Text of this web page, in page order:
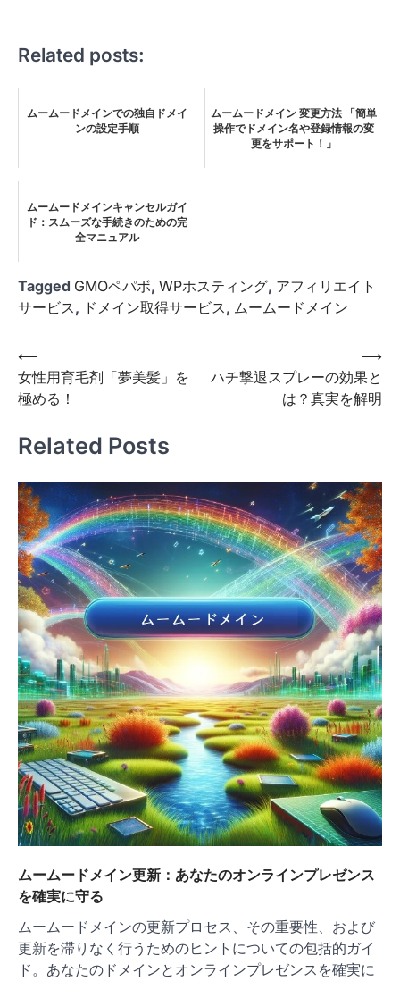
Related posts:
ムームードメインでの独自ドメイ
ンの設定手順
ムームードメイン 変更方法 「簡単
操作でドメイン名や登録情報の変
更をサポート！」
ムームードメインキャンセルガイ
ド：スムーズな手続きのための完
全マニュアル
Tagged GMOペパボ, WPホスティング, アフィリエイト
サービス, ドメイン取得サービス, ムームードメイン
投
稿
ナ
ビ
ー
シ
ョ
ン
⟵
女性用育毛剤「夢美髪」を
極める！
ハチ撃退スプレーの効果と
は？真実を解明
⟶
Related Posts
ムームードメイン更新：あなたのオンラインプレゼンス
を確実に守る
ムームードメインの更新プロセス、その重要性、および
更新を滞りなく行うためのヒントについての包括的ガイ
ド。あなたのドメインとオンラインプレゼンスを確実に